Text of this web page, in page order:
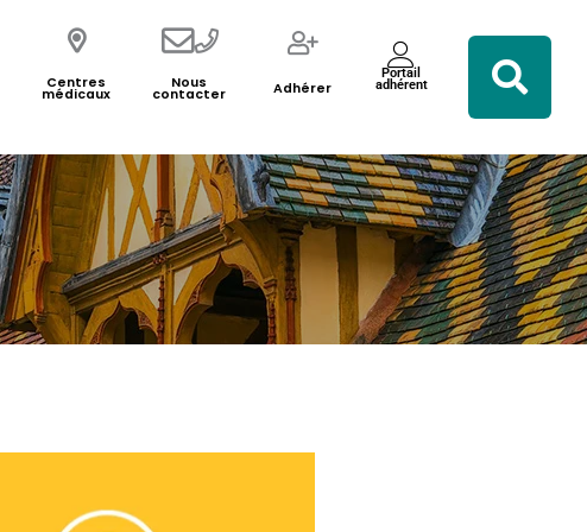
Centres
médicaux
Nous
contacter Adhérer
Portail
adhérent